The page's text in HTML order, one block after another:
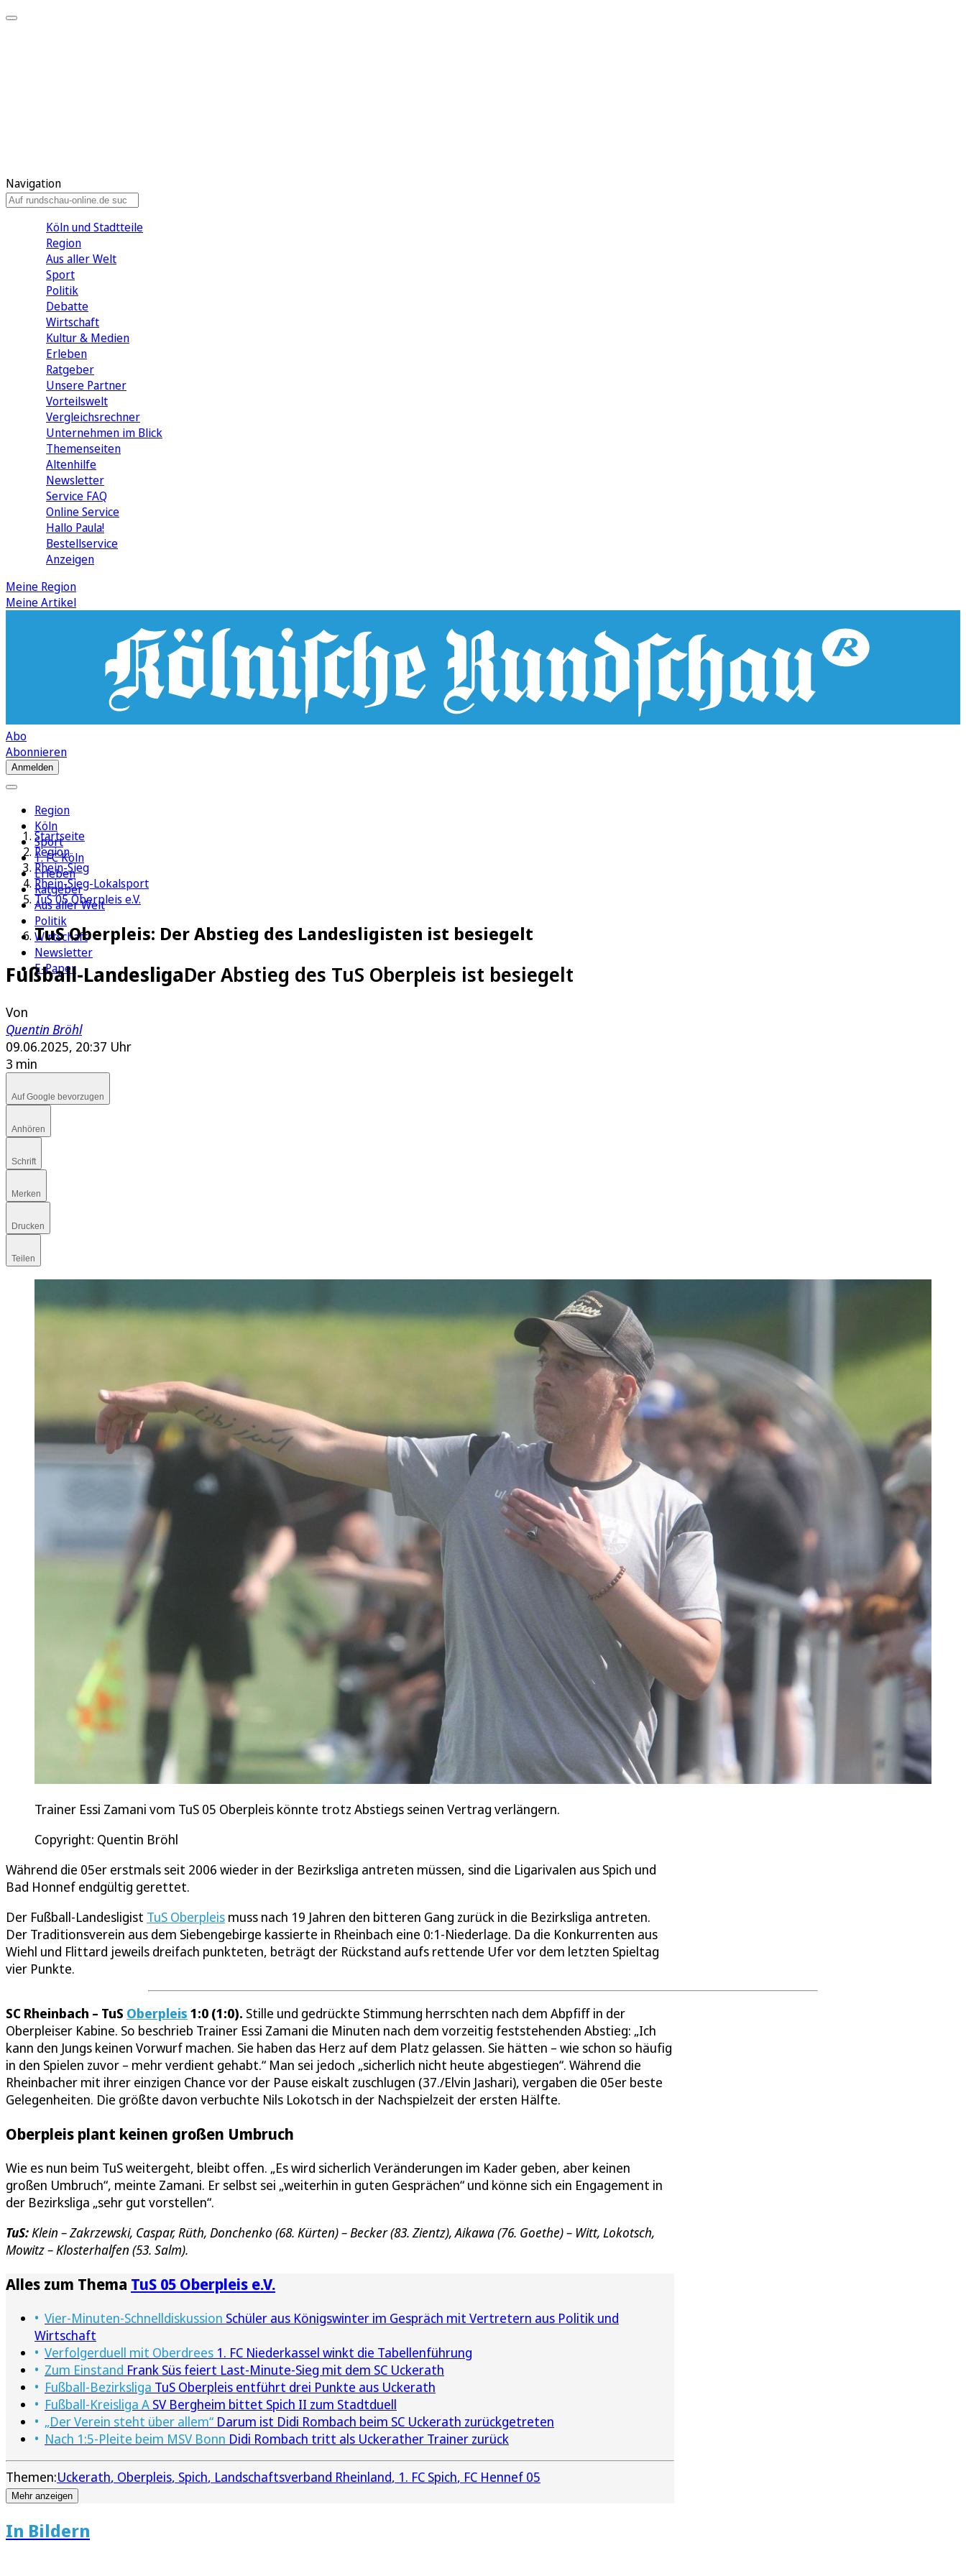
Navigation
Köln und Stadtteile
Region
Aus aller Welt
Sport
Politik
Debatte
Wirtschaft
Kultur & Medien
Erleben
Ratgeber
Unsere Partner
Vorteilswelt
Vergleichsrechner
Unternehmen im Blick
Themenseiten
Altenhilfe
Newsletter
Service FAQ
Online Service
Hallo Paula!
Bestellservice
Anzeigen
Meine Region
Meine Artikel
Abo
Abonnieren
Anmelden
Region
Köln
Sport
1. FC Köln
Erleben
Ratgeber
Aus aller Welt
Politik
Wirtschaft
Newsletter
E-Paper
Startseite
Region
Rhein-Sieg
Rhein-Sieg-Lokalsport
TuS 05 Oberpleis e.V.
TuS Oberpleis: Der Abstieg des Landesligisten ist besiegelt
Fußball-LandesligaDer Abstieg des TuS Oberpleis ist besiegelt
Von
Quentin Bröhl
09.06.2025, 20:37 Uhr
3 min
Auf Google bevorzugen
Anhören
Schrift
Merken
Drucken
Teilen
Trainer Essi Zamani vom TuS 05 Oberpleis könnte trotz Abstiegs seinen Vertrag verlängern.
Copyright: Quentin Bröhl
Während die 05er erstmals seit 2006 wieder in der Bezirksliga antreten müssen, sind die Ligarivalen aus Spich und
Bad Honnef endgültig gerettet.
Der Fußball-Landesligist TuS Oberpleis muss nach 19 Jahren den bitteren Gang zurück in die Bezirksliga antreten.
Der Traditionsverein aus dem Siebengebirge kassierte in Rheinbach eine 0:1-Niederlage. Da die Konkurrenten aus
Wiehl und Flittard jeweils dreifach punkteten, beträgt der Rückstand aufs rettende Ufer vor dem letzten Spieltag
vier Punkte.
SC Rheinbach – TuS Oberpleis 1:0 (1:0). Stille und gedrückte Stimmung herrschten nach dem Abpfiff in der
Oberpleiser Kabine. So beschrieb Trainer Essi Zamani die Minuten nach dem vorzeitig feststehenden Abstieg: „Ich
kann den Jungs keinen Vorwurf machen. Sie haben das Herz auf dem Platz gelassen. Sie hätten – wie schon so häufig
in den Spielen zuvor – mehr verdient gehabt.“ Man sei jedoch „sicherlich nicht heute abgestiegen“. Während die
Rheinbacher mit ihrer einzigen Chance vor der Pause eiskalt zuschlugen (37./Elvin Jashari), vergaben die 05er beste
Gelegenheiten. Die größte davon verbuchte Nils Lokotsch in der Nachspielzeit der ersten Hälfte.
Oberpleis plant keinen großen Umbruch
Wie es nun beim TuS weitergeht, bleibt offen. „Es wird sicherlich Veränderungen im Kader geben, aber keinen
großen Umbruch“, meinte Zamani. Er selbst sei „weiterhin in guten Gesprächen“ und könne sich ein Engagement in
der Bezirksliga „sehr gut vorstellen“.
TuS:Klein – Zakrzewski, Caspar, Rüth, Donchenko (68. Kürten) – Becker (83. Zientz), Aikawa (76. Goethe) – Witt, Lokotsch,
Mowitz – Klosterhalfen (53. Salm).
Alles zum Thema TuS 05 Oberpleis e.V.
Vier-Minuten-Schnelldiskussion Schüler aus Königswinter im Gespräch mit Vertretern aus Politik und
Wirtschaft
Verfolgerduell mit Oberdrees 1. FC Niederkassel winkt die Tabellenführung
Zum Einstand Frank Süs feiert Last-Minute-Sieg mit dem SC Uckerath
Fußball-Bezirksliga TuS Oberpleis entführt drei Punkte aus Uckerath
Fußball-Kreisliga A SV Bergheim bittet Spich II zum Stadtduell
„Der Verein steht über allem“ Darum ist Didi Rombach beim SC Uckerath zurückgetreten
Nach 1:5-Pleite beim MSV Bonn Didi Rombach tritt als Uckerather Trainer zurück
Themen:Uckerath Oberpleis Spich Landschaftsverband Rheinland 1. FC Spich FC Hennef 05
Mehr anzeigen
In Bildern